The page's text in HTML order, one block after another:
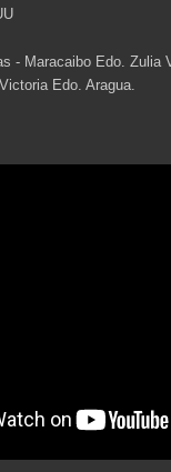
- Maracaibo Edo. Zulia
Edo. Aragua.